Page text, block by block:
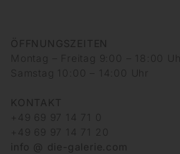
ÖFFNUNGSZEITEN
Montag – Freitag 9:00 – 18:00 Uhr
Samstag 10:00 – 14:00 Uhr
KONTAKT
+49 69 97 14 71 0
+49 69 97 14 71 20
info @ die-galerie.com